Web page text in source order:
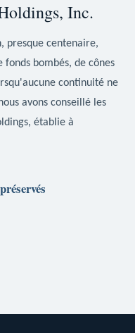
Inc.
presque centenaire,
bombés, de cônes
continuité ne
avons conseillé les
établie à